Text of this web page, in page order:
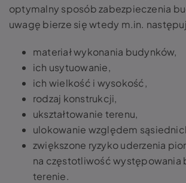
optymalny sposób zabezpieczenia
uwagę bierze się wtedy m.in.
materiał wykonania budynków,
ich usytuowanie,
ich wielkość i wysokość,
rodzaj konstrukcji,
ukształtowanie terenu,
ulokowanie względem
zwiększone ryzyko uderzenia
na częstotliwość występowania
terenie.